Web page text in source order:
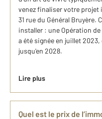
venez finaliser votre projet
31 rue du Général Bruyère.
installer : une Opération
a été signée en juillet
jusqu'en 2028.
Lire plus
Quel est le prix de